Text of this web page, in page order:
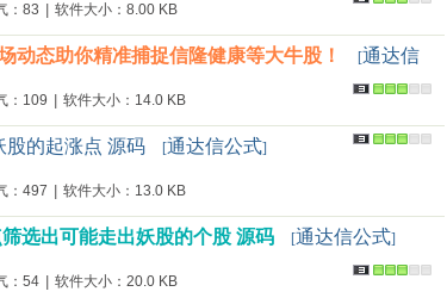
：83 软件大小：8.00 KB
动态助你精准捕捉信隆健康等大牛股！ [通达信
：109 软件大小：14.0 KB
股的起涨点 源码 [通达信公式]
：497 软件大小：13.0 KB
选出可能走出妖股的个股 源码 [通达信公式]
：54 软件大小：20.0 KB